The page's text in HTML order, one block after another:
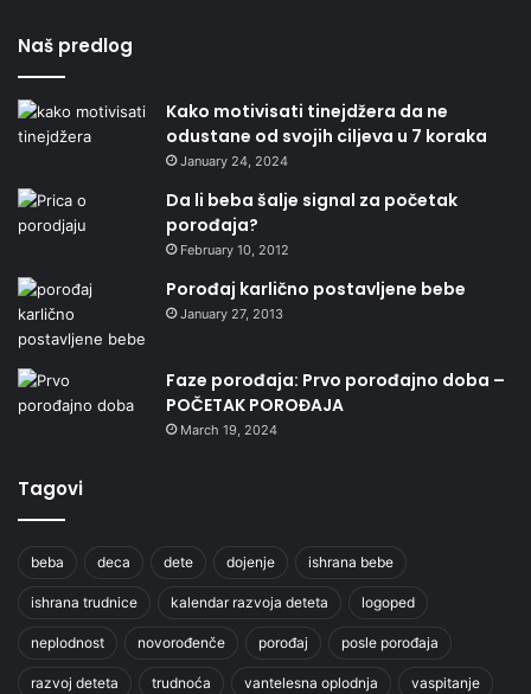
Naš predlog
Kako motivisati tinejdžera da ne
odustane od svojih ciljeva u 7 koraka
January 24, 2024
Da li beba šalje signal za početak
porođaja?
February 10, 2012
Porođaj karlično postavljene bebe
January 27, 2013
Faze porođaja: Prvo porođajno doba –
POČETAK POROĐAJA
March 19, 2024
Tagovi
beba deca dete dojenje ishrana bebe
ishrana trudnice kalendar razvoja deteta logoped
neplodnost novorođenče porođaj posle porođaja
razvoj deteta trudnoća vantelesna oplodnja vaspitanje